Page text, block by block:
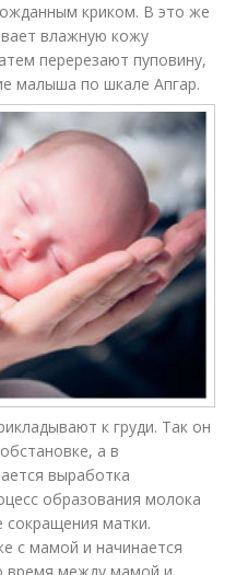
криком. В это же
влажную кожу
перерезают пуповину,
малыша по шкале Апгар.
к груди. Так он
а в
выработка
образования молока
матки.
с мамой и начинается